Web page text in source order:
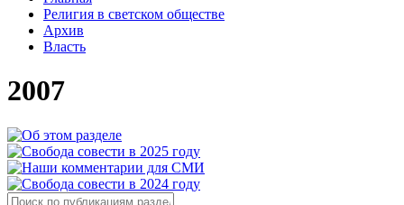
Религия в светском обществе
Архив
Власть
2007